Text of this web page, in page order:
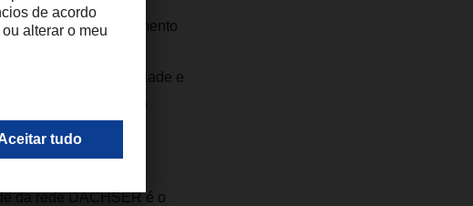
e armazenamento
“Esta aquisição
padrões de qualidade e
logística, na
Itália”, continua.
da rede DACHSER é o